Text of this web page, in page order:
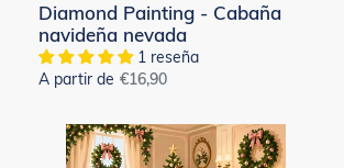
Diamond Painting - Cabaña
navideña nevada
1 reseña
A partir de Precio
€16,90
Diamond
Painting